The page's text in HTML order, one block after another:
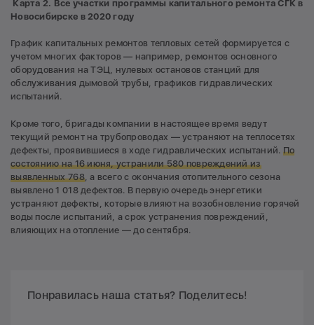
Карта 2. Все участки программы капитального ремонта СГК в
Новосибирске в 2020 году
График капитальных ремонтов тепловых сетей формируется с
учетом многих факторов — например, ремонтов основного
оборудования на ТЭЦ, нулевых остановов станций для
обслуживания дымовой трубы, графиков гидравлических
испытаний.
Кроме того, бригады компании в настоящее время ведут
текущий ремонт на трубопроводах — устраняют на теплосетях
дефекты, проявившиеся в ходе гидравлических испытаний. По
состоянию на 16 июня, устранили 580 повреждений из
выявленных 768, а всего с окончания отопительного сезона
выявлено 1 018 дефектов. В первую очередь энергетики
устраняют дефекты, которые влияют на возобновление горячей
воды после испытаний, а срок устранения повреждений,
влияющих на отопление — до сентября.
Понравилась наша статья? Поделитесь!